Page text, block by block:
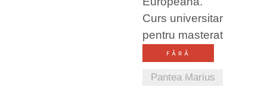
FĂRĂ
STOC
Pantea Marius